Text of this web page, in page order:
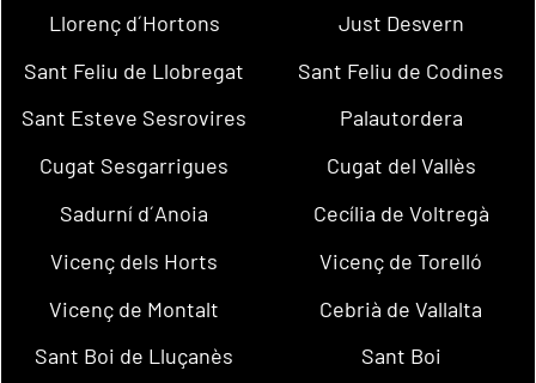
Llorenç d´Hortons
Just Desvern
Sant Feliu de Llobregat
Sant Feliu de Codines
Sant Esteve Sesrovires
Palautordera
Cugat Sesgarrigues
Cugat del Vallès
Sadurní d´Anoia
Cecília de Voltregà
Vicenç dels Horts
Vicenç de Torelló
Vicenç de Montalt
Cebrià de Vallalta
Sant Boi de Lluçanès
Sant Boi